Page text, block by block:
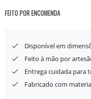
FEITO POR ENCOMENDA
Disponível em
Feito à mão por
Entrega cuidada para
Fabricado com